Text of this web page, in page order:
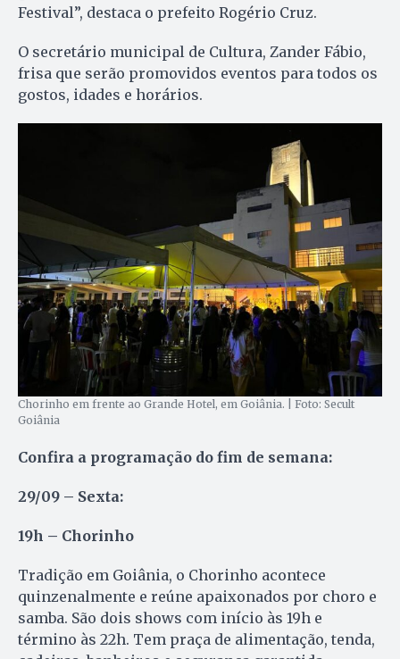
Festival”, destaca o prefeito Rogério Cruz.
O secretário municipal de Cultura, Zander Fábio,
frisa que serão promovidos eventos para todos os
gostos, idades e horários.
Chorinho em frente ao Grande Hotel, em Goiânia. | Foto: Secult
Goiânia
Confira a programação do fim de semana:
29/09 – Sexta:
19h – Chorinho
Tradição em Goiânia, o Chorinho acontece
quinzenalmente e reúne apaixonados por choro e
samba. São dois shows com início às 19h e
término às 22h. Tem praça de alimentação, tenda,